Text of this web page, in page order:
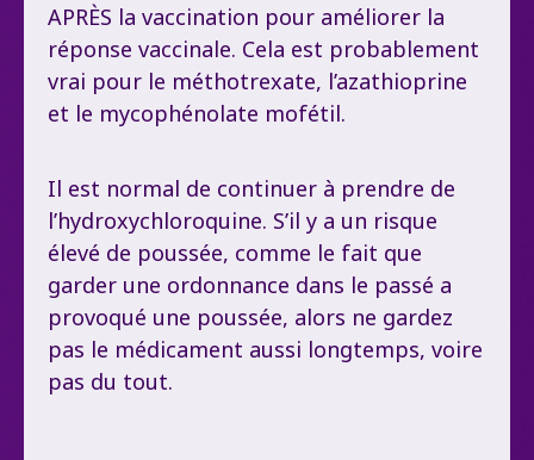
APRÈS la vaccination pour améliorer la
réponse vaccinale. Cela est probablement
vrai pour le méthotrexate, l’azathioprine
et le mycophénolate mofétil.
Il est normal de continuer à prendre de
l’hydroxychloroquine. S’il y a un risque
élevé de poussée, comme le fait que
garder une ordonnance dans le passé a
provoqué une poussée, alors ne gardez
pas le médicament aussi longtemps, voire
pas du tout.